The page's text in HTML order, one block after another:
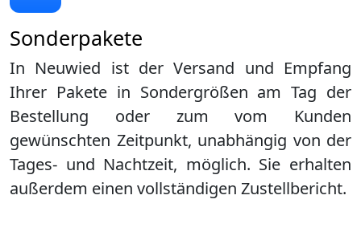
Sonderpakete
In Neuwied ist der Versand und Empfang
Ihrer Pakete in Sondergrößen am Tag der
Bestellung oder zum vom Kunden
gewünschten Zeitpunkt, unabhängig von der
Tages- und Nachtzeit, möglich. Sie erhalten
außerdem einen vollständigen Zustellbericht.